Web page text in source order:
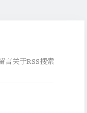
言关于RSS搜索